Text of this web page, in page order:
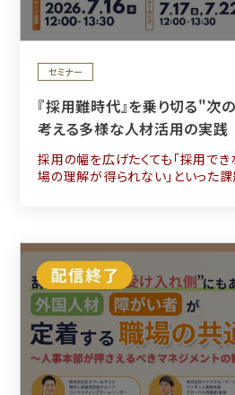
セミナー
『採用難時代』を乗り切る"次
考える多様な人材活用の実践
採用の幅を広げたくても「採用でき
場の理解が得られない」といった